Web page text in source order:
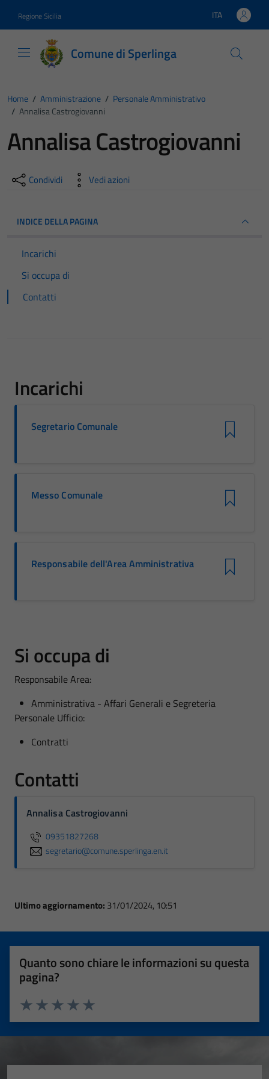
Regione Sicilia Lingua attiva:
ITA
Comune di Sperlinga
Home / Amministrazione / Personale Amministrativo
/ Annalisa Castrogiovanni
Annalisa Castrogiovanni
Condividi Vedi azioni
INDICE DELLA PAGINA
Incarichi
Si occupa di
Contatti
Incarichi
Segretario Comunale
Messo Comunale
Responsabile dell'Area Amministrativa
Si occupa di
Responsabile Area:
Amministrativa - Affari Generali e Segreteria
Personale Ufficio:
Contratti
Contatti
Annalisa Castrogiovanni
09351827268
segretario@comune.sperlinga.en.it
Ultimo aggiornamento: 31/01/2024, 10:51
Quanto sono chiare le informazioni su questa
pagina?
Valuta 5 stelle su 5
Valuta 4 stelle su 5
Valuta 3 stelle su 5
Valuta 2 stelle su 5
Valuta 1 stelle su 5